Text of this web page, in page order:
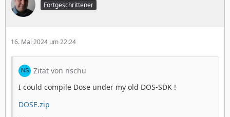
Fortgeschrittener
16. Mai 2024 um 22:24
Zitat von nschu
I could compile Dose under my old DOS-SDK !
DOSE.zip